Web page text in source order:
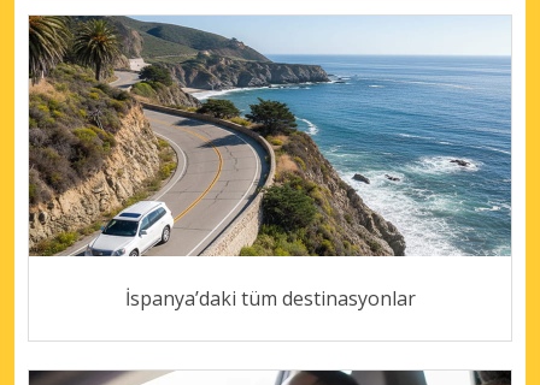
İspanya’daki tüm destinasyonlar